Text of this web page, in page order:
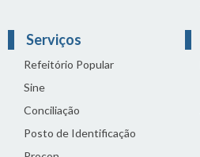
Serviços
Refeitório Popular
Sine
Conciliação
Posto de Identificação